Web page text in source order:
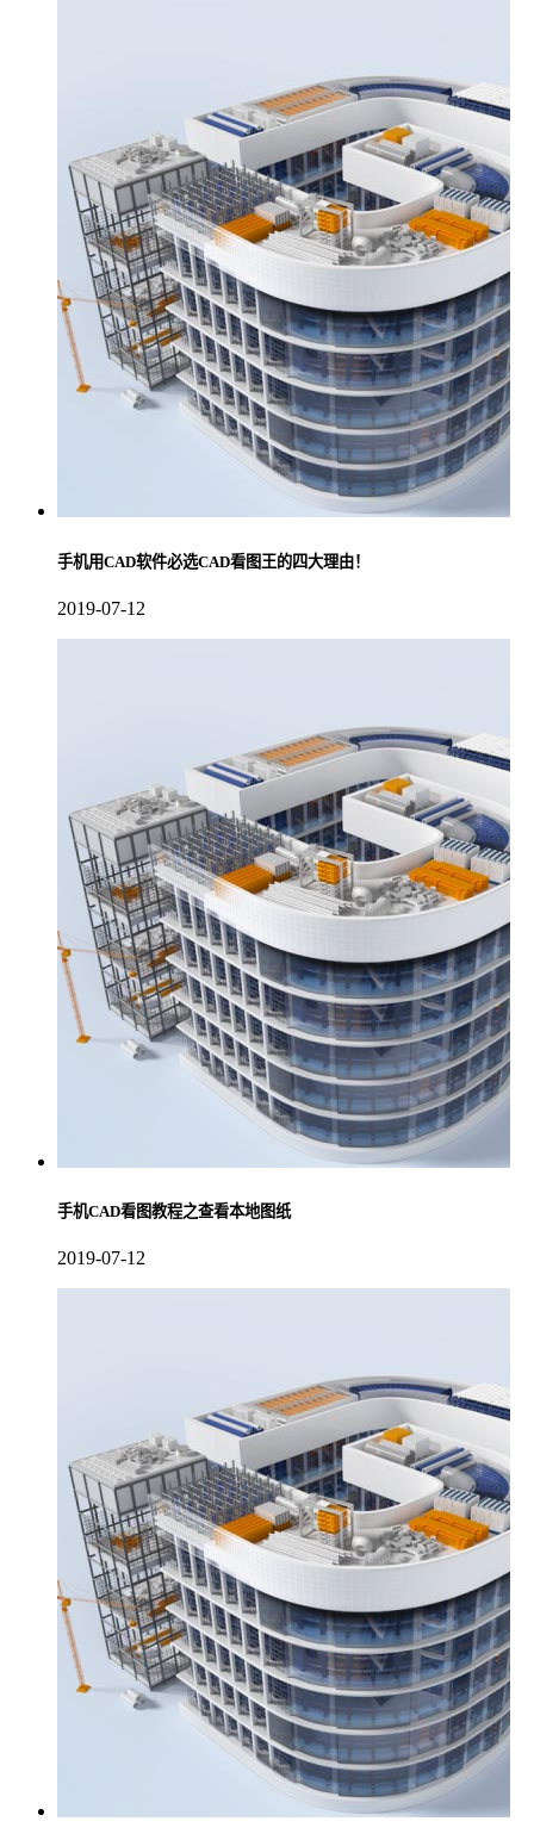
手机用CAD软件必选CAD看图王的四大理由！
2019-07-12
手机CAD看图教程之查看本地图纸
2019-07-12